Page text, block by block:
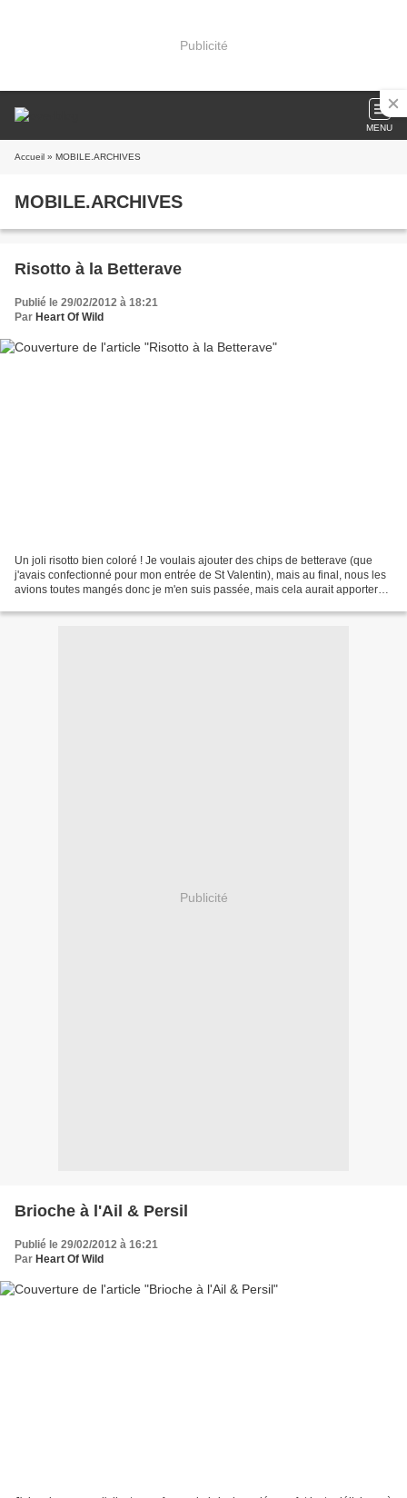
Publicité
MENU
Accueil » MOBILE.ARCHIVES
MOBILE.ARCHIVES
Risotto à la Betterave
Publié le 29/02/2012 à 18:21
Par Heart Of Wild
Un joli risotto bien coloré ! Je voulais ajouter des chips de betterave (que
j'avais confectionné pour mon entrée de St Valentin), mais au final, nous les
avions toutes mangés donc je m'en suis passée, mais cela aurait apporter
Publicité
Brioche à l'Ail & Persil
Publié le 29/02/2012 à 16:21
Par Heart Of Wild